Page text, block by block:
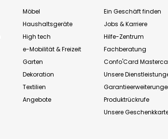
Möbel
Haushaltsgeräte
High tech
e-Mobilität & Freizeit
Garten
Dekoration
Textilien
Angebote
Ein Geschäft finden
Jobs & Karriere
Hilfe-Zentrum
Fachberatung
Confo'Card
Unsere
Produktrückrufe
Unsere